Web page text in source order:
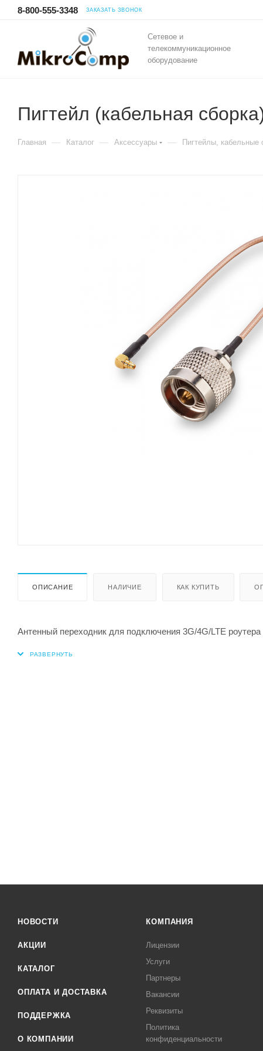
8-800-555-3348 ЗАКАЗАТЬ ЗВОНОК
Сетевое и
телекоммуникационное
оборудование
Пигтейл (кабельная
Главная — Каталог — Аксессуары — Пигтейлы, кабельные
ОПИСАНИЕ НАЛИЧИЕ КАК КУПИТЬ
Антенный переходник для подключения 3G/4G/LTE
НОВОСТИ
АКЦИИ
КАТАЛОГ
ОПЛАТА И ДОСТАВКА
ПОДДЕРЖКА
О КОМПАНИИ
КОМПАНИЯ
Лицензии
Услуги
Партнеры
Вакансии
Реквизиты
Политика
конфиденциальности